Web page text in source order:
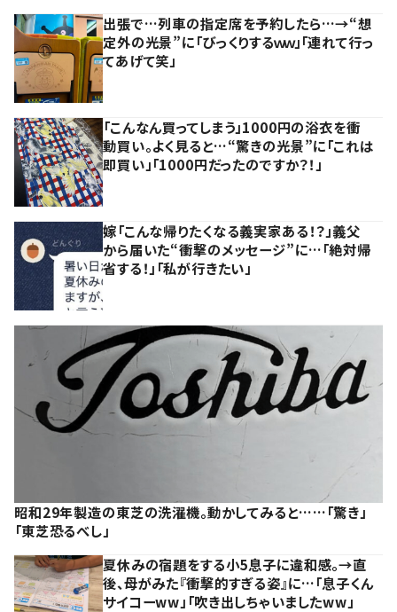
出張で…列車の指定席を予約したら…→“想
定外の光景”に「びっくりするｗｗ」「連れて行っ
てあげて笑」
「こんなん買ってしまう」1000円の浴衣を衝
動買い。よく見ると…“驚きの光景”に「これは
即買い」「1000円だったのですか？！」
嫁「こんな帰りたくなる義実家ある！？」義父
から届いた“衝撃のメッセージ”に…「絶対帰
省する！」「私が行きたい」
昭和29年製造の東芝の洗濯機。動かしてみると……「驚き」
「東芝恐るべし」
夏休みの宿題をする小5息子に違和感。→直
後、母がみた『衝撃的すぎる姿』に…「息子くん
サイコーww」「吹き出しちゃいましたww」